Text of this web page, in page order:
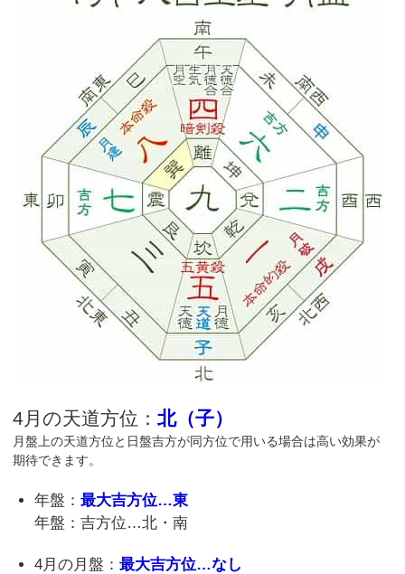
4月の天道方位：北（子）
月盤上の天道方位と日盤吉方が同方位で用いる場合は高い効果が
期待できます。
年盤：最大吉方位…東
年盤：吉方位…北・南
4月の月盤：最大吉方位…なし